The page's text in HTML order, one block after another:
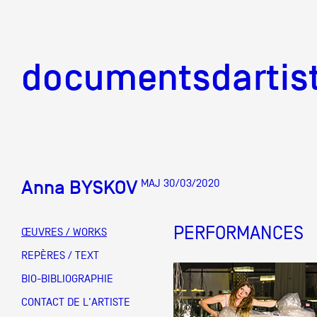
Mission
Équipe
Anna BYSKOV MAJ 30/03/2020
ŒUVRES / WORKS
REPÈRES / TEXT
BIO-BIBLIOGRAPHIE
CONTACT DE L'ARTISTE
PERFORMANCES